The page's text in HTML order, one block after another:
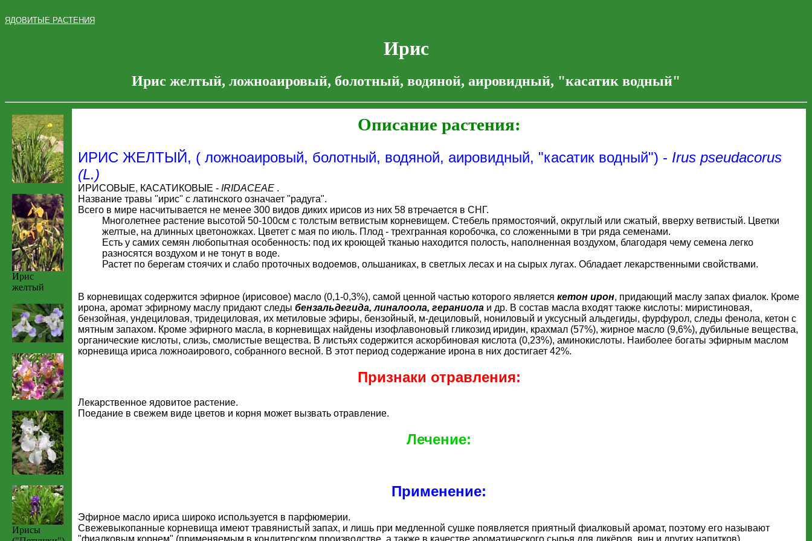
ЯДОВИТЫЕ РАСТЕНИЯ
Ирис
Ирис желтый, ложноаировый, болотный, водяной, аировидный, "касатик водный"
Ирис
желтый
Ирисы
Описание растения:
ИРИС ЖЕЛТЫЙ, ( ложноаировый, болотный, водяной, аировидный, "касатик водный") - Irus pseudacorus
(L.)
ИРИСОВЫЕ, КАСАТИКОВЫЕ - IRIDACEAE .
Название травы "ирис" с латинского означает "радуга".
Всего в мире насчитывается не менее 300 видов диких ирисов из них 58 втречается в СНГ.
Многолетнее растение высотой 50-100см с толстым ветвистым корневищем. Стебель прямостоячий, округлый или сжатый, вверху ветвистый. Цветки
желтые, на длинных цветоножках. Цветет с мая по июль. Плод - трехгранная коробочка, со сложенными в три ряда семенами.
Есть у самих семян любопытная особенность: под их кроющей тканью находится полость, наполненная воздухом, благодаря чему семена легко
разносятся воздухом и не тонут в воде.
Растет по берегам стоячих и слабо проточных водоемов, ольшаниках, в светлых лесах и на сырых лугах. Обладает лекарственными свойствами.
В корневищах содержится эфирное (ирисовое) масло (0,1-0,3%), самой ценной частью которого является кетон ирон, придающий маслу запах фиалок. Кроме
ирона, аромат эфирному маслу придают следы бензальдегида, линалоола, гераниола и др. В состав масла входят также кислоты: миристиновая,
бензойная, ундециловая, тридециловая, их метиловые эфиры, бензойный, м-дециловый, нониловый и уксусный альдегиды, фурфурол, следы фенола, кетон с
мятным запахом. Кроме эфирного масла, в корневищах найдены изофлавоновый гликозид иридин, крахмал (57%), жирное масло (9,6%), дубильные вещества,
органические кислоты, слизь, смолистые вещества. В листьях содержится аскорбиновая кислота (0,23%), аминокислоты. Наиболее богаты эфирным маслом
корневища ириса ложноаирового, собранного весной. В этот период содержание ирона в них достигает 42%.
Признаки отравления:
Лекарственное ядовитое растение.
Поедание в свежем виде цветов и корня может вызвать отравление.
Лечение:
Применение:
Эфирное масло ириса широко используется в парфюмерии.
Свежевыкопанные корневища имеют травянистый запах, и лишь при медленной сушке появляется приятный фиалковый аромат, поэтому его называют